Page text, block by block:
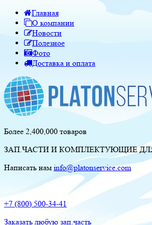
Главная
О компании
Новости
Полезное
Фото
Доставка и оплата
Более 2,400,000 товаров
ЗАП.ЧАСТИ И КОМПЛЕКТУЮЩИЕ
Написать нам info@platonservice.com
+7 (800) 500-34-41
Заказать любую зап.часть